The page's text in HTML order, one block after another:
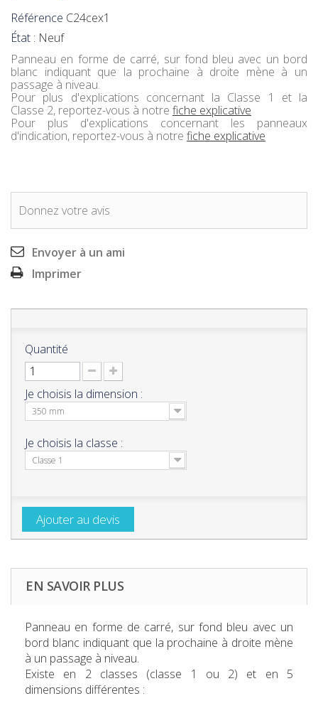
Référence C24cex1
État : Neuf
Panneau en forme de carré, sur fond bleu avec un bord
blanc indiquant que la prochaine à droite mène à un
passage à niveau.
Pour plus d'explications concernant la Classe 1 et la
Classe 2, reportez-vous à notre fiche explicative
Pour plus d'explications concernant les panneaux
d'indication, reportez-vous à notre fiche explicative
Donnez votre avis
Envoyer à un ami
Imprimer
Quantité
Je choisis la dimension :
350 mm
Je choisis la classe :
Classe 1
Ajouter au devis
EN SAVOIR PLUS
Panneau en forme de carré, sur fond bleu avec un
bord blanc indiquant que la prochaine à droite mène
à un passage à niveau.
Existe en 2 classes (classe 1 ou 2) et en 5
dimensions différentes :